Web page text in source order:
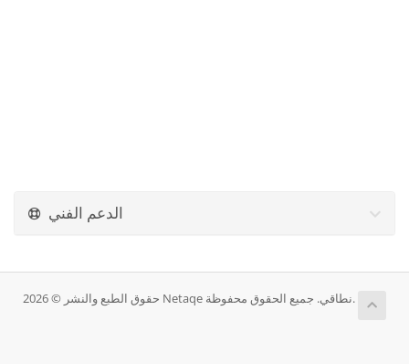
الدعم الفني
حقوق الطبع والنشر © 2026 Netaqe نطاقي. جميع الحقوق محفوظة.